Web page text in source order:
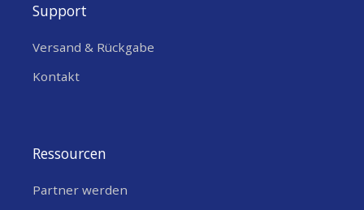
Support
Versand & Rückgabe
Kontakt
Ressourcen
Partner werden